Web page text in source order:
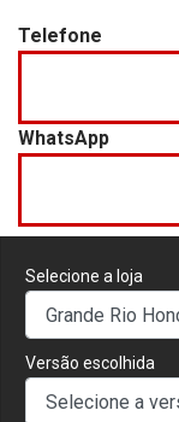
Selecione a loja
Versão escolhida
Telefone
WhatsApp